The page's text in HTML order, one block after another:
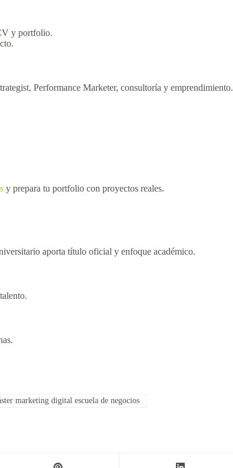
y portfolio.
Performance Marketer, consultoría y emprendimiento.
y prepara tu portfolio con proyectos reales.
aporta título oficial y enfoque académico.
marketing digital escuela de negocios